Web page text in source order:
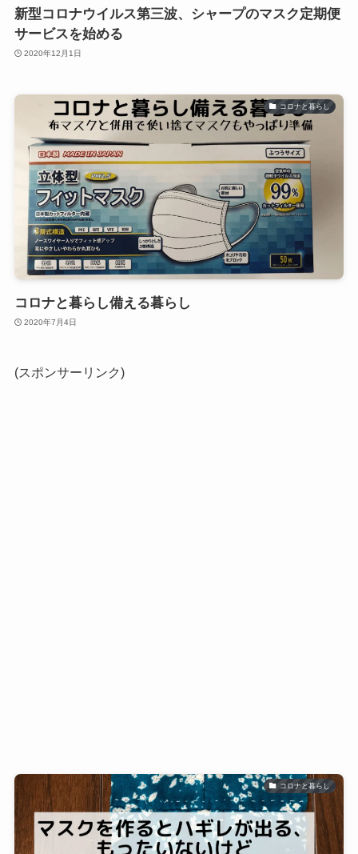
新型コロナウイルス第三波、シャープのマスク定期便
サービスを始める
2020年12月1日
コロナと暮らし
コロナと暮らし備える暮らし
2020年7月4日
(スポンサーリンク)
コロナと暮らし